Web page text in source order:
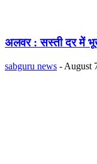
अलवर : सस्ती दर में
sabguru news - August